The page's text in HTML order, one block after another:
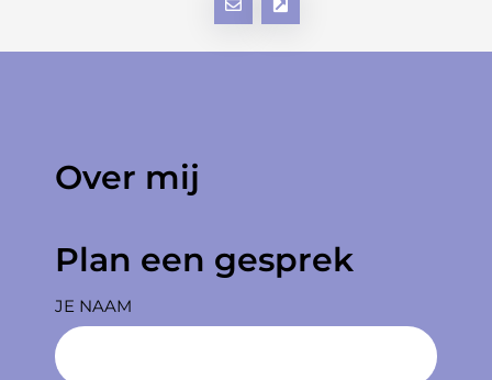
Over mij
Plan een gesprek
JE NAAM